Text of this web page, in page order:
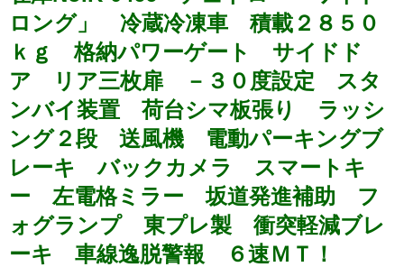
ロング」 冷蔵冷凍車 積載２８５０
ｋｇ 格納パワーゲート サイドド
ア リア三枚扉 －３０度設定 スタ
ンバイ装置 荷台シマ板張り ラッシ
ング２段 送風機 電動パーキングブ
レーキ バックカメラ スマートキ
ー 左電格ミラー 坂道発進補助 フ
ォグランプ 東プレ製 衝突軽減ブレ
ーキ 車線逸脱警報 ６速ＭＴ！